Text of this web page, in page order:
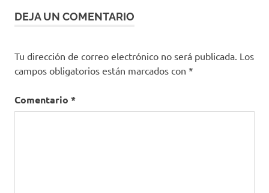
Pfizer
de
Vacunación
DEJA UN COMENTARIO
Tu dirección de correo electrónico no será publicada. Los
campos obligatorios están marcados con *
Comentario *